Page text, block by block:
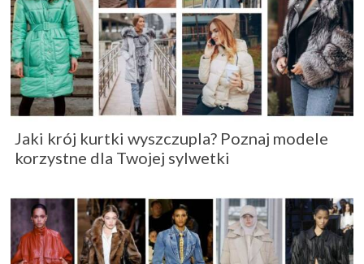
Jaki krój kurtki wyszczupla? Poznaj modele
korzystne dla Twojej sylwetki